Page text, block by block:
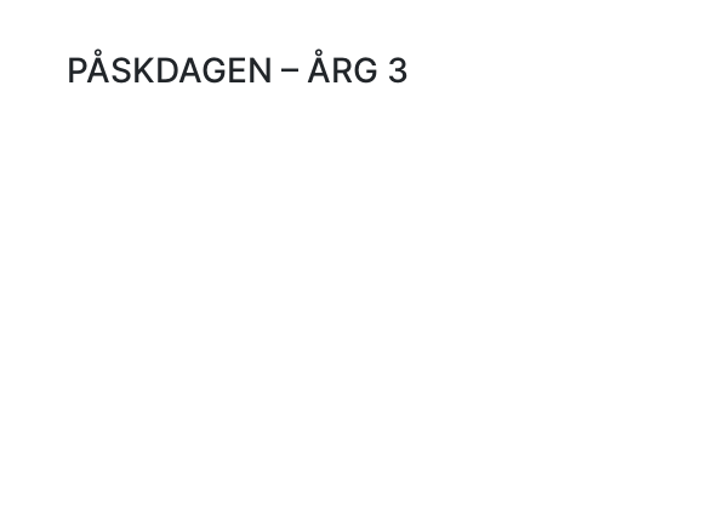
PÅSKDAGEN – ÅRG 3